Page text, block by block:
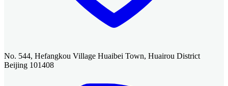
No. 544, Hefangkou Village Huaibei Town, Huairou District
Beijing 101408